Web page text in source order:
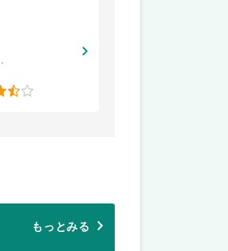
もっとみる